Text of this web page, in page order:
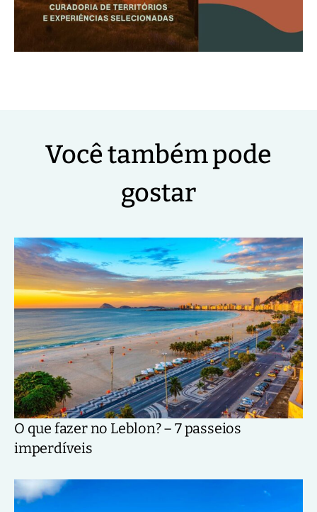
Você também pode
gostar
O que fazer no Leblon? – 7 passeios
imperdíveis